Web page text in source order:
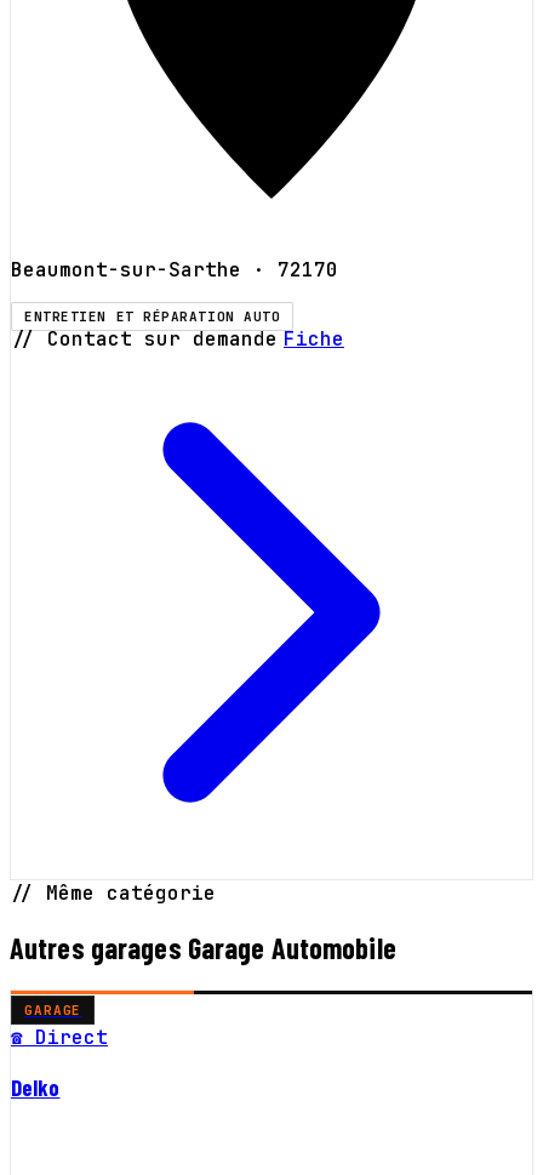
Beaumont-sur-Sarthe · 72170
ENTRETIEN ET RÉPARATION AUTO
// Contact sur demande Fiche
// Même catégorie
Autres garages Garage Automobile
GARAGE
☎ Direct
Delko